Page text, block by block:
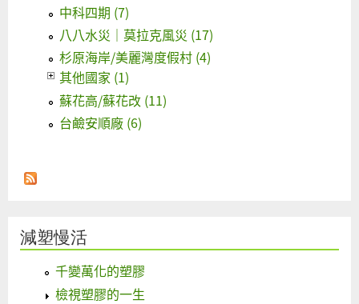
中科四期 (7)
八八水災｜莫拉克風災 (17)
杉原海岸/美麗灣度假村 (4)
其他國家 (1)
蘇花高/蘇花改 (11)
台鹼安順廠 (6)
減塑慢活
千變萬化的塑膠
檢視塑膠的一生